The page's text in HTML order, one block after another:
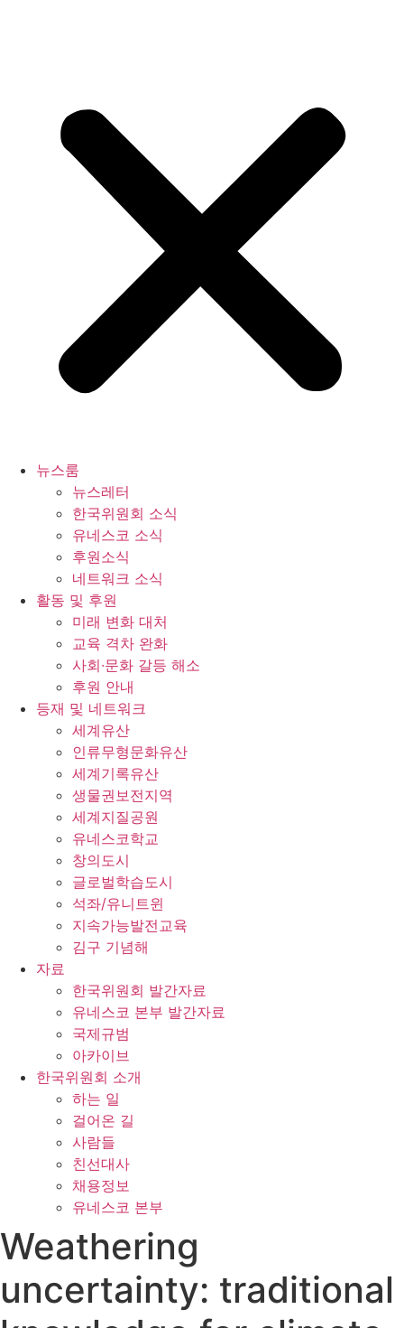
뉴스룸
뉴스레터
한국위원회 소식
유네스코 소식
후원소식
네트워크 소식
활동 및 후원
미래 변화 대처
교육 격차 완화
사회∙문화 갈등 해소
후원 안내
등재 및 네트워크
세계유산
인류무형문화유산
세계기록유산
생물권보전지역
세계지질공원
유네스코학교
창의도시
글로벌학습도시
석좌/유니트윈
지속가능발전교육
김구 기념해
자료
한국위원회 발간자료
유네스코 본부 발간자료
국제규범
아카이브
한국위원회 소개
하는 일
걸어온 길
사람들
친선대사
채용정보
유네스코 본부
Weathering
uncertainty: traditional